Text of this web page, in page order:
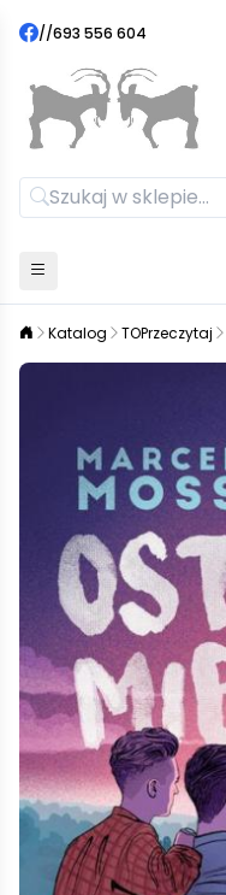
//693 556 604
Katalog TOPrzeczytaj